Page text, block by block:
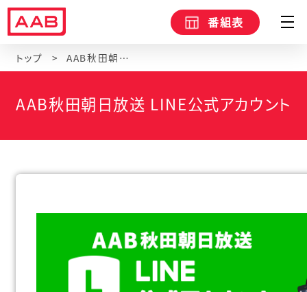
番組表
トップ AAB秋田朝日放送 LINE公式アカウント
AAB秋田朝日放送 LINE公式アカウント